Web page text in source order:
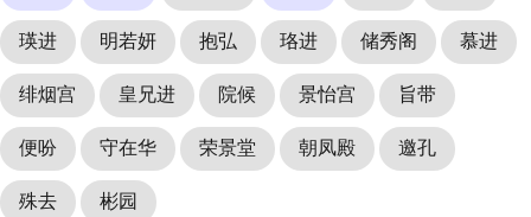
瑛进 明若妍 抱弘 珞进 储秀阁 慕进
绯烟宫 皇兄进 院候 景怡宫 旨带
便吩 守在华 荣景堂 朝凤殿 邀孔
殊去 彬园